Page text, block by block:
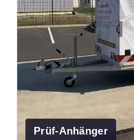
Prüf-Anhänger